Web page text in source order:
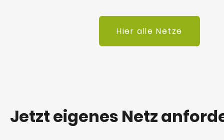
Hier alle Netze
Jetzt eigenes Netz